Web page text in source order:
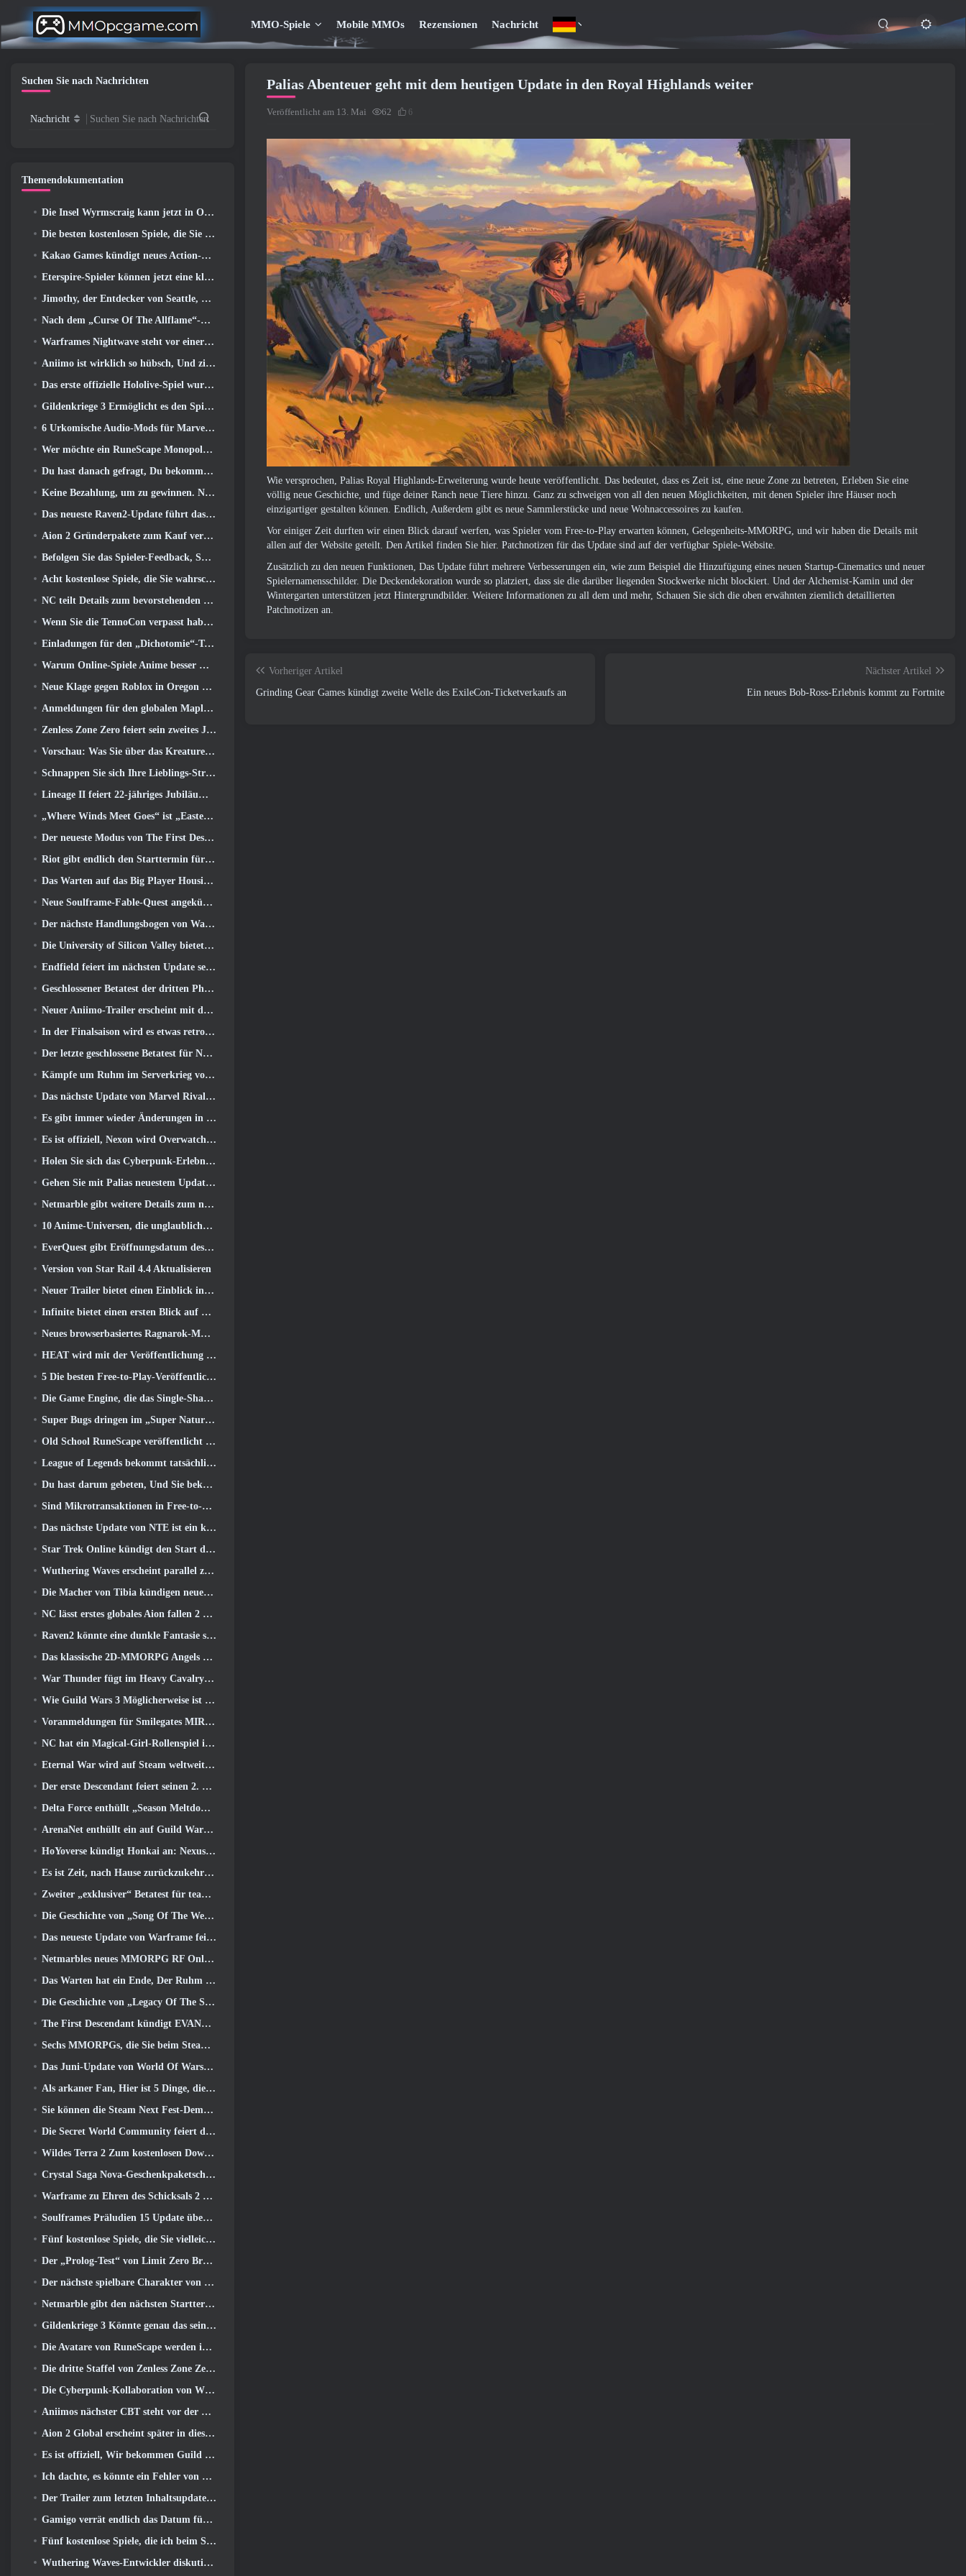
MMO-Spiele Mobile MMOs Rezensionen Nachricht
Palias Abenteuer geht mit dem heutigen Update in den Royal Highlands weiter
Veröffentlicht am 13. Mai 62 6
Wie versprochen, Palias Royal Highlands-Erweiterung wurde heute veröffentlicht. Das bedeutet, dass es Zeit ist, eine neue Zone zu betreten, Erleben Sie eine
völlig neue Geschichte, und füge deiner Ranch neue Tiere hinzu. Ganz zu schweigen von all den neuen Möglichkeiten, mit denen Spieler ihre Häuser noch
einzigartiger gestalten können. Endlich, Außerdem gibt es neue Sammlerstücke und neue Wohnaccessoires zu kaufen.
Vor einiger Zeit durften wir einen Blick darauf werfen, was Spieler vom Free-to-Play erwarten können, Gelegenheits-MMORPG, und wir haben die Details mit
allen auf der Website geteilt. Den Artikel finden Sie hier. Patchnotizen für das Update sind auf der verfügbar Spiele-Website.
Zusätzlich zu den neuen Funktionen, Das Update führt mehrere Verbesserungen ein, wie zum Beispiel die Hinzufügung eines neuen Startup-Cinematics und neuer
Spielernamensschilder. Die Deckendekoration wurde so platziert, dass sie die darüber liegenden Stockwerke nicht blockiert. Und der Alchemist-Kamin und der
Wintergarten unterstützen jetzt Hintergrundbilder. Weitere Informationen zu all dem und mehr, Schauen Sie sich die oben erwähnten ziemlich detaillierten
Patchnotizen an.
Vorheriger Artikel
Grinding Gear Games kündigt zweite Welle des ExileCon-Ticketverkaufs an
Nächster Artikel
Ein neues Bob-Ross-Erlebnis kommt zu Fortnite
Suchen Sie nach Nachrichten
Nachricht Suchen Sie nach Nachrichten
Themendokumentation
Die Insel Wyrmscraig kann jetzt in Old School RuneScape erkundet werden
Die besten kostenlosen Spiele, die Sie mit Ihrem Team genießen können (2026)
Kakao Games kündigt neues Action-Rollenspiel an, Wächterin
Eterspire-Spieler können jetzt eine kleine Zeitreise unternehmen … als Belohnung
Jimothy, der Entdecker von Seattle, hat Verbindungen zu ArenaNet, Also fügen sie es natürlich zu Guild Wars hinzu 2
Nach dem „Curse Of The Allflame“-Update kündigt Path of Exile mehrere Änderungen an, die auf Feedback basieren
Warframes Nightwave steht vor einer schockierenden Rückkehr
Aniimo ist wirklich so hübsch, Und ziemlich chillig
Das erste offizielle Hololive-Spiel wurde diese Woche veröffentlicht
Gildenkriege 3 Ermöglicht es den Spielern, die Welt von Tyria zu erleben, bevor die Drachenältesten erwachten
6 Urkomische Audio-Mods für Marvel Rivals, die man unbedingt ausprobieren muss
Wer möchte ein RuneScape Monopoly-Spiel?? Weil man unterwegs ist
Du hast danach gefragt, Du bekommst sie. Drachen kommen online nach Albion
Keine Bezahlung, um zu gewinnen. Nur Ragnarok. Origin Classic erscheint im Juli 23
Das neueste Raven2-Update führt das Skill Awakening System ein, Geben Sie den Spielern mehr Möglichkeiten, ihre Fähigkeiten zu verbessern
Aion 2 Gründerpakete zum Kauf verfügbar, Komplett mit fünf Tagen Early Access
Befolgen Sie das Spieler-Feedback, Spieler von League Of Legends Classic müssen nicht für klassische Skins bezahlen
Acht kostenlose Spiele, die Sie wahrscheinlich übersehen haben und die Teil von Steams Train Fest sind
NC teilt Details zum bevorstehenden Early Access von Aion 2 mit
Wenn Sie die TennoCon verpasst haben 2026, Digital Extremes teilt alle Panels
Einladungen für den „Dichotomie“-Test im Silver Palace gehen raus
Warum Online-Spiele Anime besser machen als Anime-Spiele
Neue Klage gegen Roblox in Oregon wegen angeblichem Kinderpflegevorfall eingereicht
Anmeldungen für den globalen MapleStory Classic World Second Closed Test
Zenless Zone Zero feiert sein zweites Jubiläum, indem es Spielern die Wahl zwischen einem kostenlosen S-Rank-Agenten bietet
Vorschau: Was Sie über das Kreaturensammelspiel Honkai von HoYoverse wissen sollten: Link-Seele
Schnappen Sie sich Ihre Lieblings-Strand-Skins, Die Sommerspiele sind zu Overwatch zurückgekehrt
Lineage II feiert 22-jähriges Jubiläum mit einem Vinyl-Album in Collector’s Edition
„Where Winds Meet Goes“ ist „Eastern Steampunk“ in der Version 2.0
Der neueste Modus von The First Descendant vereint schwierige Void-Intercept-Kämpfe und die Tiefen
Riot gibt endlich den Starttermin für den klassischen Modus von League of Legends bekannt
Das Warten auf das Big Player Housing-Update von RuneScape hat ein Ende
Neue Soulframe-Fable-Quest angekündigt
Der nächste Handlungsbogen von Warframe führt Spieler zu einer völlig neuen Sternenkarte, Das Tau-System
Die University of Silicon Valley bietet Stipendien für Gaming an und einige der Anforderungen sind interessant
Endfield feiert im nächsten Update sechs Monate voller Fabriken und Seilrutschen
Geschlossener Betatest der dritten Phase von Of War Thunder Infantry Battles angekündigt
Neuer Aniimo-Trailer erscheint mit der Veröffentlichung des neuesten geschlossenen Betatests
In der Finalsaison wird es etwas retro 11 Aktualisieren
Der letzte geschlossene Betatest für Nexons F2P-Shooter Sudden Attack Zero Point hat heute begonnen
Kämpfe um Ruhm im Serverkrieg von Lineage II
Das nächste Update von Marvel Rivals führt den Kampf zu den Göttern
Es gibt immer wieder Änderungen in RuneScape. Diesmal handelt es sich um Spielerunterkünfte
Es ist offiziell, Nexon wird Overwatch künftig in Südkorea veröffentlichen
Holen Sie sich das Cyberpunk-Erlebnis, Komplett mit Cyberpsychose, Im nächsten Crossover-Event von Apex Legends
Gehen Sie mit Palias neuestem Update an den Strand
Netmarble gibt weitere Details zum nächsten Solo-Leveling-Spiel bekannt, Solo-Leveling: KARMA auf der Anime Expo
10 Anime-Universen, die unglaubliche MMOs ergeben würden
EverQuest gibt Eröffnungsdatum des zweiten bekannt 2026 Zeitlich begrenzter Erweiterungsserver
Version von Star Rail 4.4 Aktualisieren
Neuer Trailer bietet einen Einblick in das Gameplay in Silver Palace
Infinite bietet einen ersten Blick auf den Meerjungfrauen-ähnlichen Helden, der in SS13 erscheint: Nachlicht
Neues browserbasiertes Ragnarok-MMORPG, Ragnarok-Universum angekündigt
HEAT wird mit der Veröffentlichung einer neuen Wüstenkarte heißer
5 Die besten Free-to-Play-Veröffentlichungen von 2025, Lohnt es sich noch, in ihnen zu spielen? 2026?
Die Game Engine, die das Single-Shard-Universum von Eve Online antreibt, ist jetzt Open Source
Super Bugs dringen im „Super Natural“-Update in Super Animal Royale ein
Old School RuneScape veröffentlicht die Großmeisterquest „The Blood Moon Rises“., Eine 20-jährige Questreihe geht zu Ende
League of Legends bekommt tatsächlich einen klassischen Modus
Du hast darum gebeten, Und Sie bekommen es. Gilden sind jetzt in Eterspire verfügbar
Sind Mikrotransaktionen in Free-to-Play-Spielen zu weit gegangen??
Das nächste Update von NTE ist ein kleiner Abstecher in ein Fantasy-Tabletop-Spiel
Star Trek Online kündigt den Start der kommenden „Undiscovered“-Staffel an
Wuthering Waves erscheint parallel zur Xbox-Version 3.5 Aktualisieren
Die Macher von Tibia kündigen neuen Playtest des Old-School-Zombie-MMORPGs an, Online bestehen bleiben
NC lässt erstes globales Aion fallen 2 Entwicklervideo, Details zum Spiel teilen
Raven2 könnte eine dunkle Fantasie sein, Aber das tut dem Sommerspaß keinen Abbruch
Das klassische 2D-MMORPG Angels Online Global startet heute
War Thunder fügt im Heavy Cavalry Update Raketenabwehrraketen und elektronische Unterstützungsmaßnahmen hinzu
Wie Guild Wars 3 Möglicherweise ist es auf der Suche nach Innovationen im MMO-Bereich
Voranmeldungen für Smilegates MIRESI sind jetzt möglich: Unsichtbare Zukunft
NC hat ein Magical-Girl-Rollenspiel im Anime-inspirierten Kunststil der 90er in Arbeit
Eternal War wird auf Steam weltweit verbreitet
Der erste Descendant feiert seinen 2. Jahrestag mit dem Descendant Fest 2026 Strom
Delta Force enthüllt „Season Meltdown“, Kündigt die Zusammenarbeit mit Rainbow Six Siege an
ArenaNet enthüllt ein auf Guild Wars basierendes Kartenspiel, Nebelgebunden
HoYoverse kündigt Honkai an: Nexus-Anime „Evolutionstest“
Es ist Zeit, nach Hause zurückzukehren und den glückseligen Rückzugsort dort wiederherzustellen, wo sich die Winde treffen
Zweiter „exklusiver“ Betatest für teambasierte Survival-Shooter-Zeitfresser angekündigt
Die Geschichte von „Song Of The Welkin Moon“ von Genshin Impact geht zu Ende.. Auf dem Mond
Das neueste Update von Warframe feiert alle Space Dads
Netmarbles neues MMORPG RF Online Next mit Mech-Thema wird weltweit eingeführt
Das Warten hat ein Ende, Der Ruhm der Besiegten ist zurückgekehrt
Die Geschichte von „Legacy Of The Sith“ findet heute im neuesten Update von SWTOR ihren Abschluss
The First Descendant kündigt EVANGELION Collab-Event an
Sechs MMORPGs, die Sie beim Steam Next Fest ausprobieren können
Das Juni-Update von World Of Warships feiert den Unabhängigkeitstag der USA mit einer neuen Erzählkampagne
Als arkaner Fan, Hier ist 5 Dinge, die ich vom Riot-MMO sehen möchte
Sie können die Steam Next Fest-Demo von Embers Of The Uncrowned Tomorrow vorab herunterladen
Die Secret World Community feiert den 14. Jahrestag mit einem Rätsel, das sie gemeinsam lösen müssen
Wildes Terra 2 Zum kostenlosen Download verfügbar (Und behalten) Für eine begrenzte Zeit
Crystal Saga Nova-Geschenkpaketschlüssel als Geschenk
Warframe zu Ehren des Schicksals 2 Mit spezieller Aktivität und Titel im Spiel
Soulframes Präludien 15 Update überarbeitet Beute und Angeln
Fünf kostenlose Spiele, die Sie vielleicht während des Bullet Fests ausprobieren möchten
Der „Prolog-Test“ von Limit Zero Breakers beginnt heute
Der nächste spielbare Charakter von Overwatch scheint ein überarbeiteter Cyborg-Verbrecherboss zu sein
Netmarble gibt den nächsten Starttermin für Global RF Online bekannt
Gildenkriege 3 Könnte genau das sein, was die MMO-Branche gerade braucht
Die Avatare von RuneScape werden im größten visuellen Update des Spiels der letzten zehn Jahre überarbeitet
Die dritte Staffel von Zenless Zone Zero beginnt mit einer Reise zu einer Bangboo-Insel im Himmel, Und zur Steam-Plattform
Die Cyberpunk-Kollaboration von Wuthering Waves ist genau das, was ich mir von meinen Videospiel-Crossover-Events erwarte
Aniimos nächster CBT steht vor der Tür ... UND, Wir haben ein offizielles Startfenster
Aion 2 Global erscheint später in diesem Jahr auf Steam und Purple
Es ist offiziell, Wir bekommen Guild Wars 3
Ich dachte, es könnte ein Fehler von Neverness to Everness sein, das Porsche Collab Gacha Event so früh zu veranstalten, Aber ich habe mich geirrt
Der Trailer zum letzten Inhaltsupdate von Destiny 2 ist ein Aufschrei
Gamigo verrät endlich das Datum für die Rückkehr von Gloria Victis, Wird es das zweite Mal überleben??
Fünf kostenlose Spiele, die ich beim Summer Game Fest zu sehen hoffe
Wuthering Waves-Entwickler diskutieren über die Erstellung der Lahai-Roi-Mech-Kampfsequenz